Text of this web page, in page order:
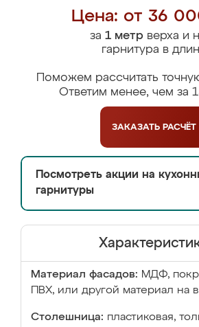
Цена: от 36
за 1 метрверха и
гарнитура в
Поможем рассчитать
Ответим менее, чем за
ЗАКАЗАТЬ РАСЧЁТ
Посмотреть акции на
гарнитуры
Материал фасадов: МДФ,
ПВХ, или другой материал на
Столешница: пластиковая,